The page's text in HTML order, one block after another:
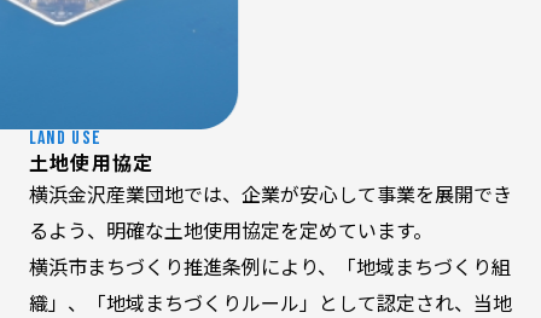
LAND USE
土地使用協定
横浜金沢産業団地では、企業が安心して事業を展開でき
るよう、明確な土地使用協定を定めています。
横浜市まちづくり推進条例により、
「地域まちづくり組
織」、
「地域まちづくりルール」 として認定され、当地